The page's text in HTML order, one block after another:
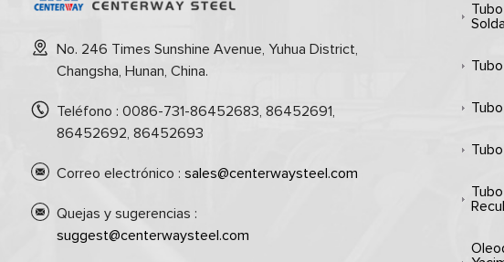
No. 246 Times Sunshine Avenue, Yuhua District,
Changsha, Hunan, China.
Teléfono : 0086-731-86452683, 86452691,
86452692, 86452693
Correo electrónico : sales@centerwaysteel.com
Quejas y sugerencias :
suggest@centerwaysteel.com